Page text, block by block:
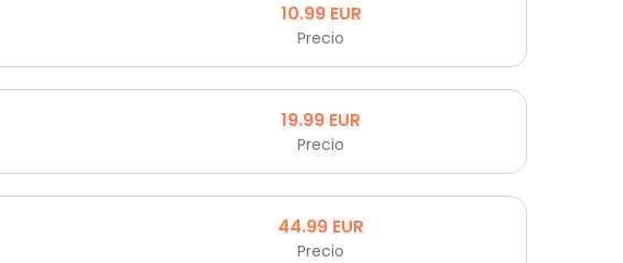
10.99 EUR
Precio
19.99 EUR
Precio
44.99 EUR
Precio